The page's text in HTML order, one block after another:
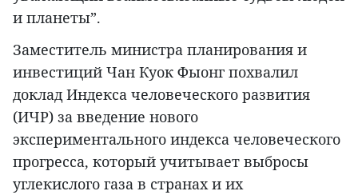
и планеты”.
Заместитель министра планирования и
инвестиций Чан Куок Фыонг похвалил
доклад Индекса человеческого развития
(ИЧР) за введение нового
экспериментального индекса человеческого
прогресса, который учитывает выбросы
углекислого газа в странах и их